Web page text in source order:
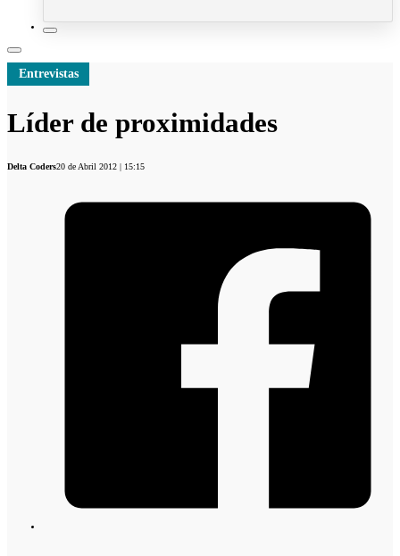
Entrevistas
Líder de proximidades
Delta Coders20 de Abril 2012 | 15:15